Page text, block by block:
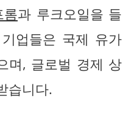
롬과 루크오일을 들
업들은 국제 유가
며, 글로벌 경제 상
습니다.